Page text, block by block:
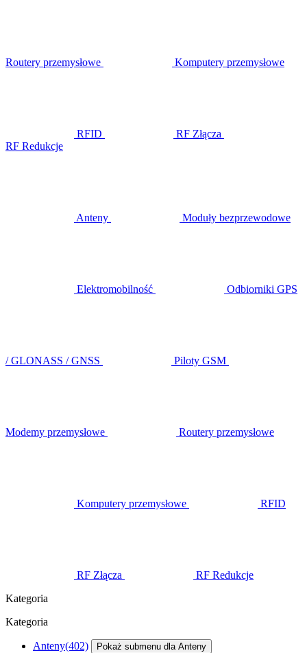
Routery przemysłowe Komputery przemysłowe
RFID
RF Złącza
RF Redukcje
Anteny Moduły bezprzewodowe
Elektromobilność Odbiorniki GPS
/ GLONASS / GNSS Piloty GSM
Modemy przemysłowe Routery przemysłowe
Komputery przemysłowe RFID
RF Złącza
RF Redukcje
Kategoria
Kategoria
Anteny(402) Pokaż submenu dla Anteny